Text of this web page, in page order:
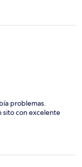
problemas.
sito con excelente